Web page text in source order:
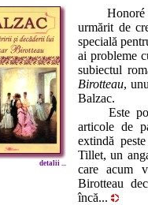
detalii ...
Honoré
urmărit de
specială
ai probleme
subiectul
Birotteau,
Balzac.
Este
articole de
extindă
Tillet, un
care acum
Birotteau
încă...